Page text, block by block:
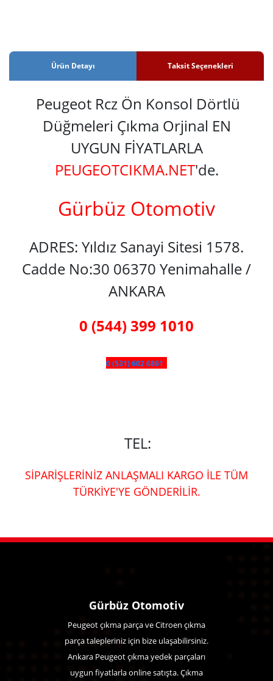
Ürün Detayı Taksit Seçenekleri
Peugeot Rcz Ön Konsol Dörtlü
Düğmeleri Çıkma Orjinal EN
UYGUN FİYATLARLA
PEUGEOTCIKMA.NET'de.
Gürbüz Otomotiv
ADRES: Yıldız Sanayi Sitesi 1578.
Cadde No:30 06370 Yenimahalle /
ANKARA
0 (544) 399 1010
0 (531) 602 6861
TEL:
SİPARİŞLERİNİZ ANLAŞMALI KARGO İLE TÜM
TÜRKİYE'YE GÖNDERİLİR.
Gürbüz Otomotiv
Peugeot çıkma parça ve Citroen çıkma
parça talepleriniz için bize ulaşabilirsiniz.
Ankara Peugeot çıkma yedek parçaları
uygun fiyatlarla online satışta. Çıkma